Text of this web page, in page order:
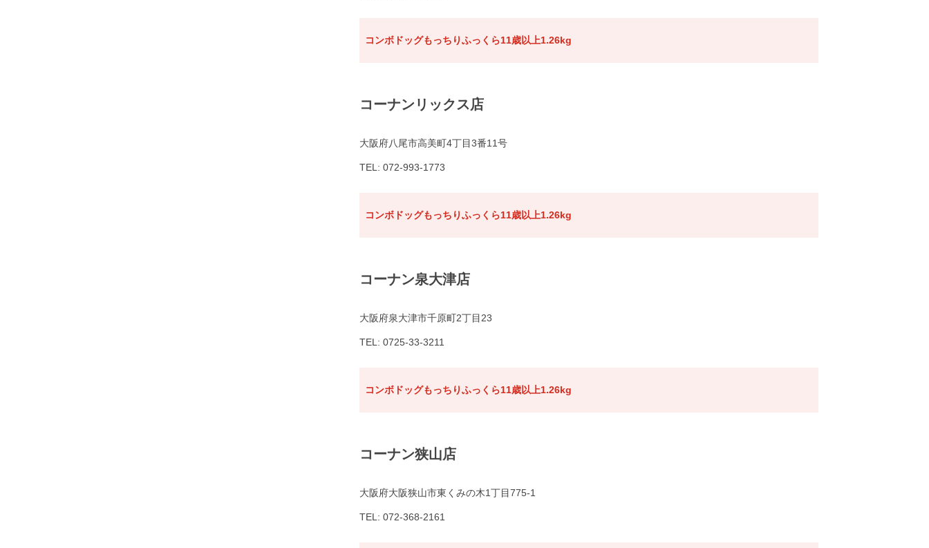
コンボドッグもっちりふっくら11歳以上1.26kg
コーナンリックス店
大阪府八尾市高美町4丁目3番11号
TEL: 072-993-1773
コンボドッグもっちりふっくら11歳以上1.26kg
コーナン泉大津店
大阪府泉大津市千原町2丁目23
TEL: 0725-33-3211
コンボドッグもっちりふっくら11歳以上1.26kg
コーナン狭山店
大阪府大阪狭山市東くみの木1丁目775-1
TEL: 072-368-2161